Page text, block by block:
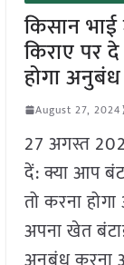
किसान
किराए पर
होगा अनुबंध
August 27, 2024
27 अगस्त
दें: क्या आप
तो करना
अपना खेत